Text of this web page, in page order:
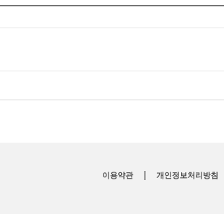
이용약관 | 개인정보처리방침